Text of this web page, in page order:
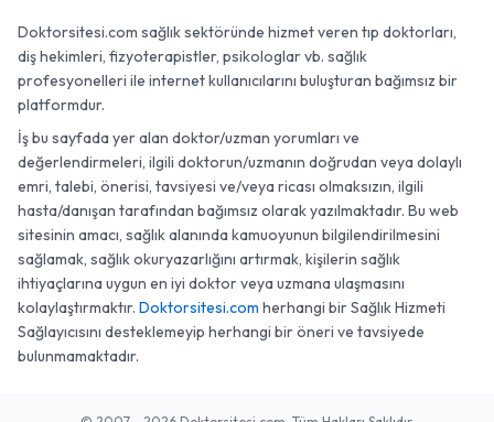
Doktorsitesi.com sağlık sektöründe hizmet veren tıp doktorları,
diş hekimleri, fizyoterapistler, psikologlar vb. sağlık
profesyonelleri ile internet kullanıcılarını buluşturan bağımsız bir
platformdur.
İş bu sayfada yer alan doktor/uzman yorumları ve
değerlendirmeleri, ilgili doktorun/uzmanın doğrudan veya dolaylı
emri, talebi, önerisi, tavsiyesi ve/veya ricası olmaksızın, ilgili
hasta/danışan tarafından bağımsız olarak yazılmaktadır. Bu web
sitesinin amacı, sağlık alanında kamuoyunun bilgilendirilmesini
sağlamak, sağlık okuryazarlığını artırmak, kişilerin sağlık
ihtiyaçlarına uygun en iyi doktor veya uzmana ulaşmasını
kolaylaştırmaktır. Doktorsitesi.com herhangi bir Sağlık Hizmeti
Sağlayıcısını desteklemeyip herhangi bir öneri ve tavsiyede
bulunmamaktadır.